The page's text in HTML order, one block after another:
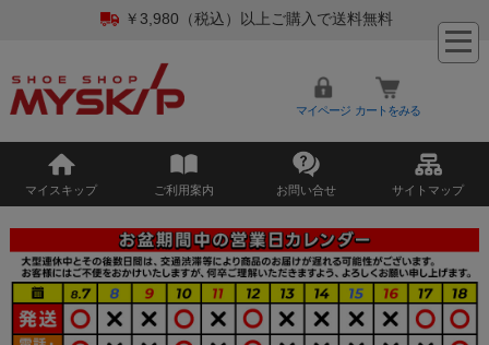
￥3,980（税込）以上ご購入で送料無料
マイページ カートをみる
マイスキップ ご利用案内 お問い合せ サイトマップ